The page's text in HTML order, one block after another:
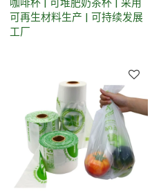
可再生材料生产 | 可持续发展
工厂